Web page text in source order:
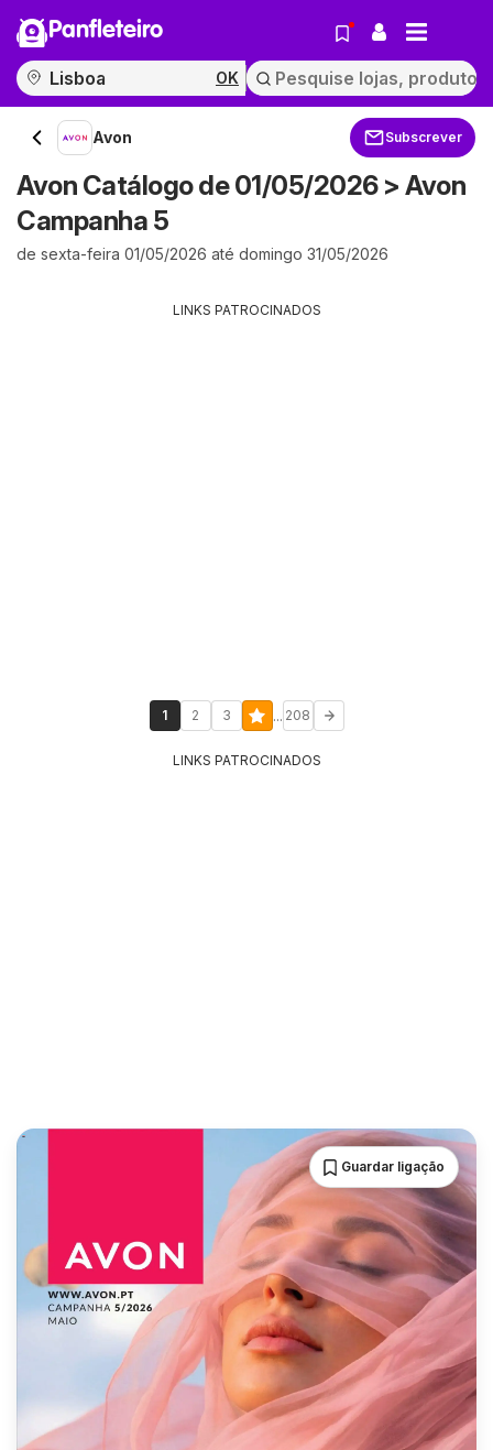
Panfleteiro
OK
Avon Subscrever
Avon Catálogo de 01/05/2026 > Avon
Campanha 5
de sexta-feira 01/05/2026 até domingo 31/05/2026
LINKS PATROCINADOS
1 2 3 ... 208
LINKS PATROCINADOS
Guardar ligação